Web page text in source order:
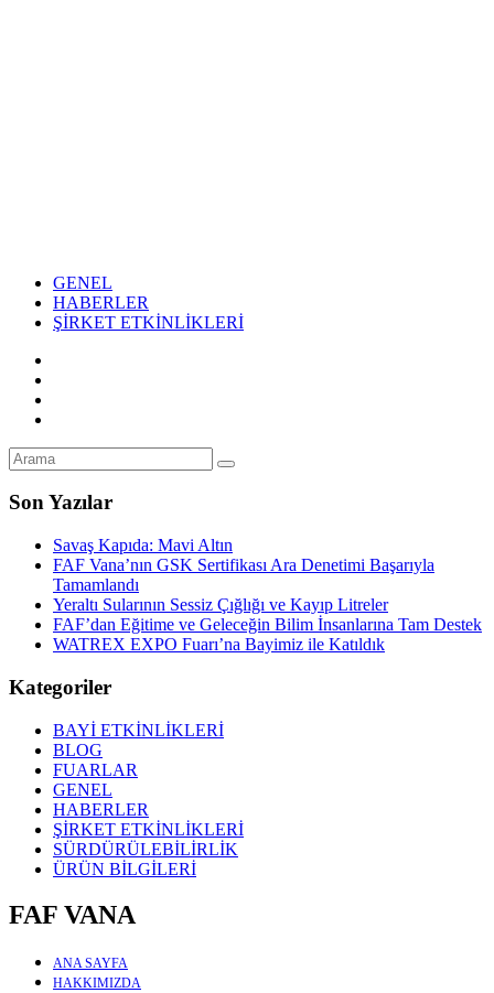
GENEL
HABERLER
ŞİRKET ETKİNLİKLERİ
Son Yazılar
Savaş Kapıda: Mavi Altın
FAF Vana’nın GSK Sertifikası Ara Denetimi Başarıyla
Tamamlandı
Yeraltı Sularının Sessiz Çığlığı ve Kayıp Litreler
FAF’dan Eğitime ve Geleceğin Bilim İnsanlarına Tam Destek
WATREX EXPO Fuarı’na Bayimiz ile Katıldık
Kategoriler
BAYİ ETKİNLİKLERİ
BLOG
FUARLAR
GENEL
HABERLER
ŞİRKET ETKİNLİKLERİ
SÜRDÜRÜLEBİLİRLİK
ÜRÜN BİLGİLERİ
FAF VANA
ANA SAYFA
HAKKIMIZDA